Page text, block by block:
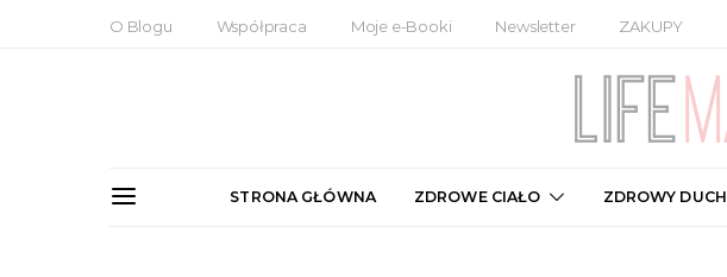
O Blogu Współpraca Moje e-Booki Newsletter ZAKUPY
STRONA GŁÓWNA ZDROWE CIAŁO ZDROWY DUCH